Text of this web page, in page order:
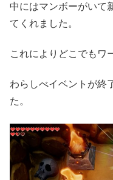
中にはマンボーがいて
てくれました。
これによりどこでもワ
わらしべイベントが終
た。